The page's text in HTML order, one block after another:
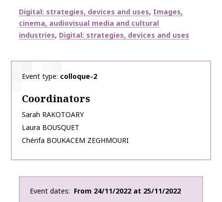
Thématiques
Digital: strategies, devices and uses Images,
cinema, audiovisual media and cultural
industries Digital: strategies, devices and uses
Event type colloque-2
Coordinators
Sarah RAKOTOARY
Laura BOUSQUET
Chérifa BOUKACEM ZEGHMOURI
Event dates From 24/11/2022 at 25/11/2022